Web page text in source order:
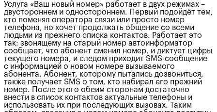
Услуга «Ваш новый номер» работает в двух режимах –
двустороннем и одностороннем. Первый подойдёт тем,
кто поменял оператора связи или просто номер
телефона, но хочет продолжать общение со всеми
людьми из прежнего списка контактов. Работает это
так: звонящему на старый номер автоинформатор
сообщает, что абонент сменил номер, и диктует цифры
текущего номера, и следом приходит SMS-сообщение
с информацией о новом номере вызываемого
абонента. Абонент, которому пытались дозвониться,
также получает SMS о том, кто набирал его прежний
номер. После этого обеим сторонам достаточно
внести в список контактов актуальные телефоны и
использовать их при последующих вызовах. Таким